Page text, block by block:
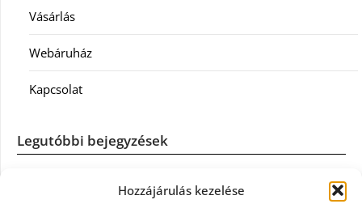
Hozzájárulás kezelése
Vásárlás
Webáruház
Kapcsolat
Legutóbbi bejegyzések
Casco szélvédőcsere: mikor éri meg a biztosítást igénybe